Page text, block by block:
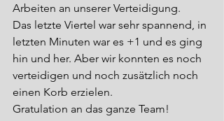
Arbeiten an unserer Verteidigung.
Das letzte Viertel war sehr spannend, in
letzten Minuten war es +1 und es ging
hin und her. Aber wir konnten es noch
verteidigen und noch zusätzlich noch
einen Korb erzielen.
Gratulation an das ganze Team!